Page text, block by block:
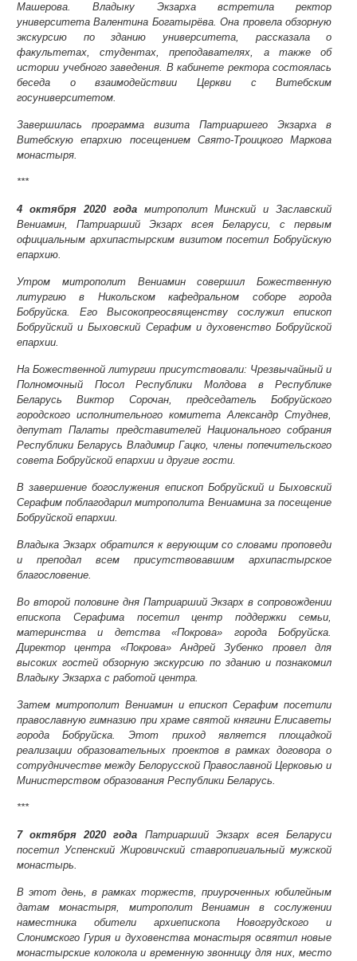
Машерова. Владыку Экзарха встретила ректор
университета Валентина Богатырёва. Она провела обзорную
экскурсию по зданию университета, рассказала о
факультетах, студентах, преподавателях, а также об
истории учебного заведения. В кабинете ректора состоялась
беседа о взаимодействии Церкви с Витебским
госуниверситетом.
Завершилась программа визита Патриаршего Экзарха в
Витебскую епархию посещением Свято-Троицкого Маркова
монастыря.
***
4 октября 2020 годамитрополит Минский и Заславский
Вениамин, Патриарший Экзарх всея Беларуси, с первым
официальным архипастырским визитом посетил Бобруйскую
епархию.
Утром митрополит Вениамин совершил Божественную
литургию в Никольском кафедральном соборе города
Бобруйска. Его Высокопреосвященству сослужил епископ
Бобруйский и Быховский Серафим и духовенство Бобруйской
епархии.
На Божественной литургии присутствовали: Чрезвычайный и
Полномочный Посол Республики Молдова в Республике
Беларусь Виктор Сорочан, председатель Бобруйского
городского исполнительного комитета Александр Студнев,
депутат Палаты представителей Национального собрания
Республики Беларусь Владимир Гацко, члены попечительского
совета Бобруйской епархии и другие гости.
В завершение богослужения епископ Бобруйский и Быховский
Серафим поблагодарил митрополита Вениамина за посещение
Бобруйской епархии.
Владыка Экзарх обратился к верующим со словами проповеди
и преподал всем присутствовавшим архипастырское
благословение.
Во второй половине дня Патриарший Экзарх в сопровождении
епископа Серафима посетил центр поддержки семьи,
материнства и детства «Покрова» города Бобруйска.
Директор центра «Покрова» Андрей Зубенко провел для
высоких гостей обзорную экскурсию по зданию и познакомил
Владыку Экзарха с работой центра.
Затем митрополит Вениамин и епископ Серафим посетили
православную гимназию при храме святой княгини Елисаветы
города Бобруйска. Этот приход является площадкой
реализации образовательных проектов в рамках договора о
сотрудничестве между Белорусской Православной Церковью и
Министерством образования Республики Беларусь.
***
7 октября 2020 года Патриарший Экзарх всея Беларуси
посетил Успенский Жировичский ставропигиальный мужской
монастырь.
В этот день, в рамках торжеств, приуроченных юбилейным
датам монастыря, митрополит Вениамин в сослужении
наместника обители архиепископа Новогрудского и
Слонимского Гурия и духовенства монастыря освятил новые
монастырские колокола и временную звонницу для них, место